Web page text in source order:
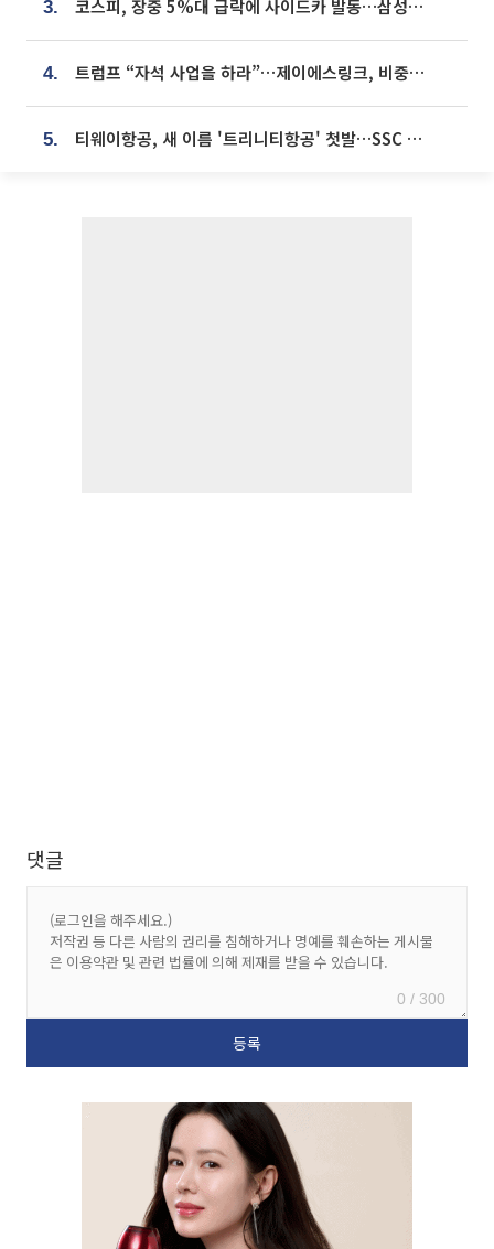
3. 코스피, 장중 5%대 급락에 사이드카 발동…삼성·SK 동반 폭락
4. 트럼프 “자석 사업을 하라”…제이에스링크, 비중국 영구자석 공급망 구축 속도
5. 티웨이항공, 새 이름 '트리니티항공' 첫발…SSC 전략 본격화
댓글
0 / 300